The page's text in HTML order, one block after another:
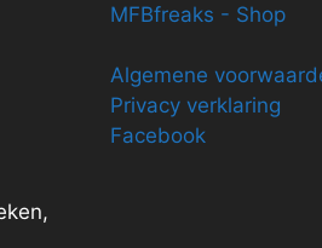
MFBfreaks - Shop
Algemene
Privacy verklaring
Facebook